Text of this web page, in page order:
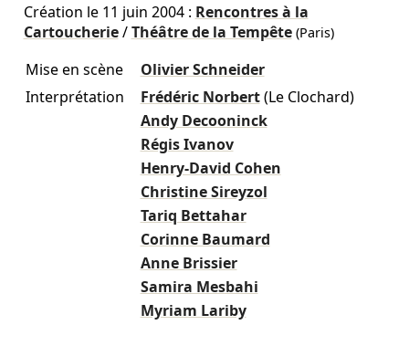
Création le 11 juin 2004: Rencontres à la
Cartoucherie/Théâtre de la Tempête(Paris)
Mise en scène
Olivier Schneider
Interprétation
Frédéric Norbert (Le Clochard)
Andy Decooninck
Régis Ivanov
Henry-David Cohen
Christine Sireyzol
Tariq Bettahar
Corinne Baumard
Anne Brissier
Samira Mesbahi
Myriam Lariby